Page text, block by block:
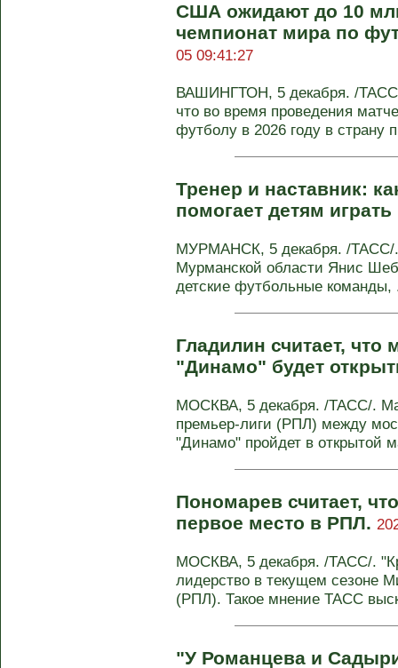
США ожидают до 10
чемпионат мира по
05 09:41:27
ВАШИНГТОН, 5 декабря. /
что во время проведения
футболу в 2026 году в страну
Тренер и наставник:
помогает детям
МУРМАНСК, 5 декабря. /ТАСС/.
Мурманской области Янис
детские футбольные команды,
Гладилин считает, что
"Динамо" будет
МОСКВА, 5 декабря. /ТАСС/.
премьер-лиги (РПЛ) между
"Динамо" пройдет в открытой
Пономарев считает,
первое место в РПЛ.
МОСКВА, 5 декабря. /ТАСС/.
лидерство в текущем сезоне
(РПЛ). Такое мнение ТАСС
"У Романцева и